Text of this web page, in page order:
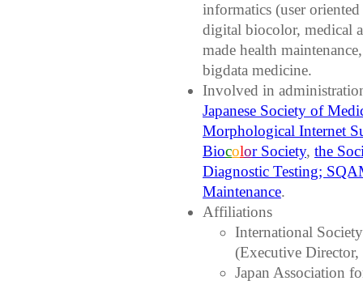
informatics (user
digital biocolor, medical
made health
bigdata medicine.
Involved in
Japanese Society of
Morphological Internet
BiocolorSociety, the
Diagnostic Testing;
Maintenance.
Affiliations
International
(Executive
Japan Association